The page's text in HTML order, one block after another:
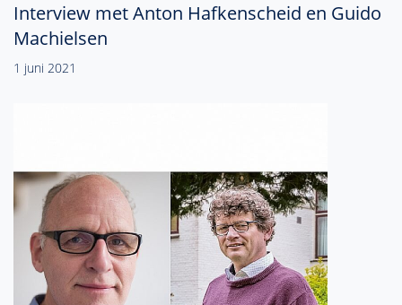
Interview met Anton Hafkenscheid en Guido
Machielsen
1 juni 2021